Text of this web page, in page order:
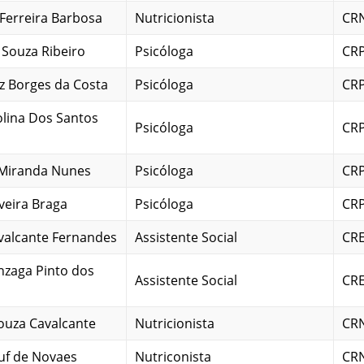
Barbosa Nutricionista
Ribeiro
Psicóloga
Borges da Costa
Psicóloga
Dos Santos
Psicóloga
Nunes Psicóloga
Braga
Psicóloga
Fernandes
Assistente Social
Pinto dos
Assistente Social
Cavalcante Nutricionista
de Novaes
Nutriconista